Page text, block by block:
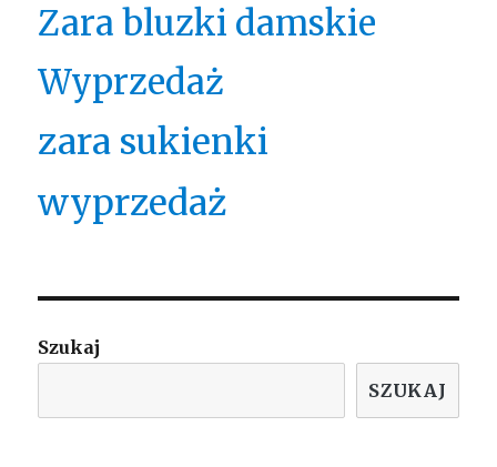
Zara bluzki damskie
Wyprzedaż
zara sukienki
wyprzedaż
Szukaj
SZUKAJ